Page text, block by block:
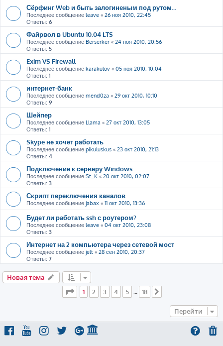
Сёрфинг Web и быть залогиненым под рутом...
Последнее сообщение leave « 26 ноя 2010, 22:45
Ответы: 6
Файрвол в Ubuntu 10.04 LTS
Последнее сообщение Berserker « 24 ноя 2010, 20:56
Ответы: 5
Exim VS Firewall
Последнее сообщение karakulov « 05 ноя 2010, 10:04
Ответы: 1
интернет-банк
Последнее сообщение mend0za « 29 окт 2010, 10:10
Ответы: 9
Шейпер
Последнее сообщение Llama « 27 окт 2010, 13:05
Ответы: 1
Skype не хочет работать
Последнее сообщение pikuluskus « 23 окт 2010, 21:13
Ответы: 4
Подключение к серверу Windows
Последнее сообщение St_K « 20 окт 2010, 02:07
Ответы: 3
Скрипт переключения каналов
Последнее сообщение jabax « 11 окт 2010, 13:36
Будет ли работать ssh с роутером?
Последнее сообщение leave « 04 окт 2010, 23:08
Ответы: 3
Интернет на 2 компьютера через сетевой мост
Последнее сообщение jelt « 28 сен 2010, 20:37
Ответы: 7
Новая тема
Страница
из 18
1 2 3 4 5 … 18
Перейти